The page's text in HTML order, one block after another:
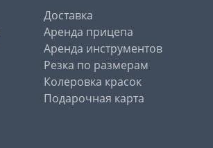
Доставка
Аренда прицепа
Аренда инструментов
Резка по размерам
Колеровка красок
Подарочная карта